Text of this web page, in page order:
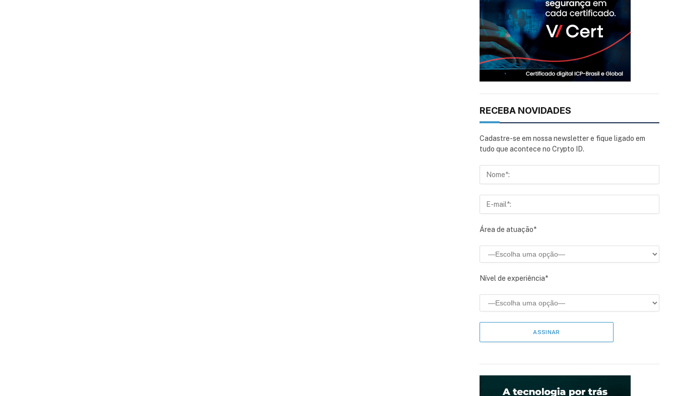
RECEBA NOVIDADES
Cadastre-se em nossa newsletter e fique ligado em
tudo que acontece no Crypto ID.
Área de atuação*
Nível de experiência*